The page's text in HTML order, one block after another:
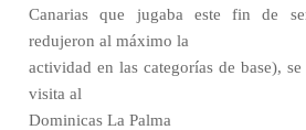
Canarias que jugaba este fin de
redujeron al máximo la
actividad en las categorías de base),
visita al
Dominicas La Palma